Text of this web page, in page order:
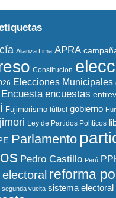
Alianza Lima APRA
Constitucion
Elecciones Municipales
Encuesta encuestas
Fujimorismo fútbol gobierno
Ley de Partidos Políticos
Parlamento
Pedro Castillo Perú
reforma
segunda vuelta sistema electoral